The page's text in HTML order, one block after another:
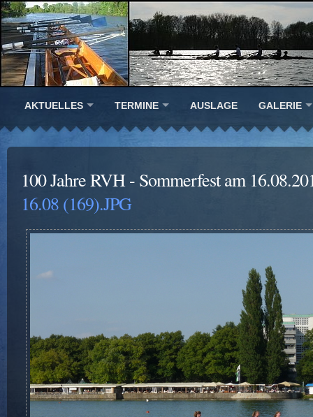
AKTUELLES TERMINE AUSLAGE GALERIE
100 Jahre RVH - Sommerfest am
16.08 (169).JPG